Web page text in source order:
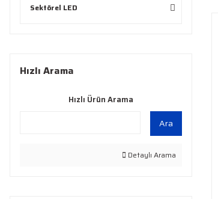
Sektörel LED
Hızlı Arama
Hızlı Ürün Arama
Ara
Detaylı Arama